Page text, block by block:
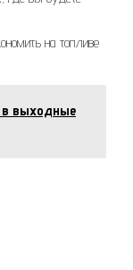
на топливе
в выходные